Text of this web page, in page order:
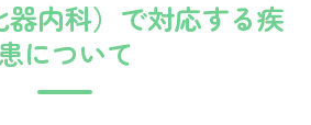
器内科）で対応する疾
について